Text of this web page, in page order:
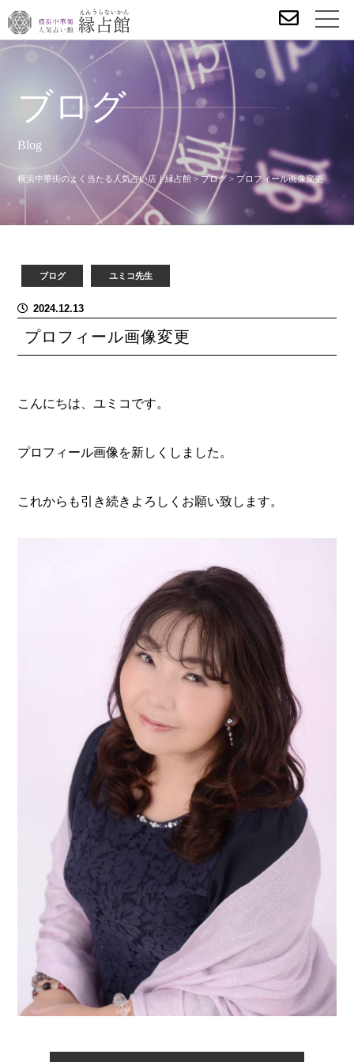
ブログ
Blog
横浜中華街のよく当たる人気占い店｜縁占館 >ブログ> プロフィール画像変更
ブログ ユミコ先生
2024.12.13
プロフィール画像変更
こんにちは、ユミコです。
プロフィール画像を新しくしました。
これからも引き続きよろしくお願い致します。